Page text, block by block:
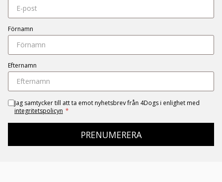
Förnamn
Efternamn
Jag samtycker till att ta emot nyhetsbrev från 4Dogs i enlighet med
integritetspolicyn *
PRENUMERERA